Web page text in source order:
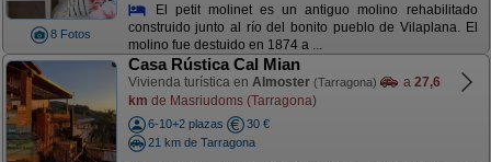
8 Fotos
El petit molinet es un antiguo molino rehabilitado
construido junto al río del bonito pueblo de Vilaplana. El
molino fue destuido en 1874 a ...
Casa Rústica Cal Mian
Vivienda turística en Almoster (Tarragona) a 27,6
km de Masriudoms (Tarragona)
6-10+2 plazas
30 €
21 km de Tarragona